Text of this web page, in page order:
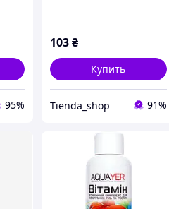
95%
103₴
Купить
Tienda_shop 91%